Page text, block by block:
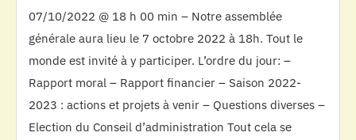
07/10/2022 @ 18 h 00 min – Notre assemblée
générale aura lieu le 7 octobre 2022 à 18h. Tout le
monde est invité à y participer. L’ordre du jour: –
Rapport moral – Rapport financier – Saison 2022-
2023 : actions et projets à venir – Questions diverses –
Election du Conseil d’administration Tout cela se